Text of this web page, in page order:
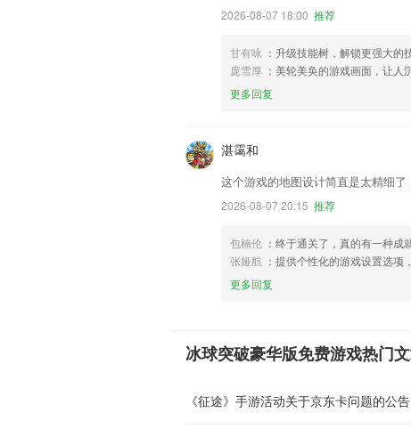
2026-08-07 18:00 推荐
甘有咏 ：升级技能树，解锁更强大的
庞雪厚 ：美轮美奂的游戏画面，让人
更多回复
湛霭和
这个游戏的地图设计简直是太精细了
2026-08-07 20:15 推荐
包楠伦 ：终于通关了，真的有一种成
张娅航 ：提供个性化的游戏设置选项
更多回复
冰球突破豪华版免费游戏热门
《征途》手游活动关于京东卡问题的公告